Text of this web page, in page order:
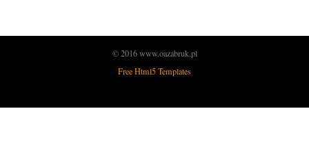
© 2016 www.oazabruk.pl
Free Html5 Templates